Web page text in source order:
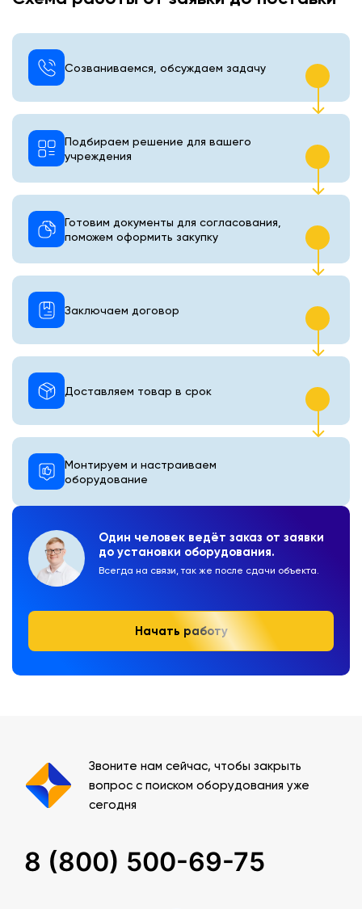
Один человек ведёт заказ от заявки
до установки оборудования.
Всегда на связи, так же после сдачи объекта.
Начать работу
Созваниваемся, обсуждаем задачу
Подбираем решение для вашего
учреждения
Готовим документы для согласования,
поможем оформить закупку
Монтируем и настраиваем
оборудование
Доставляем товар в срок
Заключаем договор
Звоните нам сейчас, чтобы закрыть
вопрос с поиском оборудования уже
сегодня
8 (800) 500-69-75